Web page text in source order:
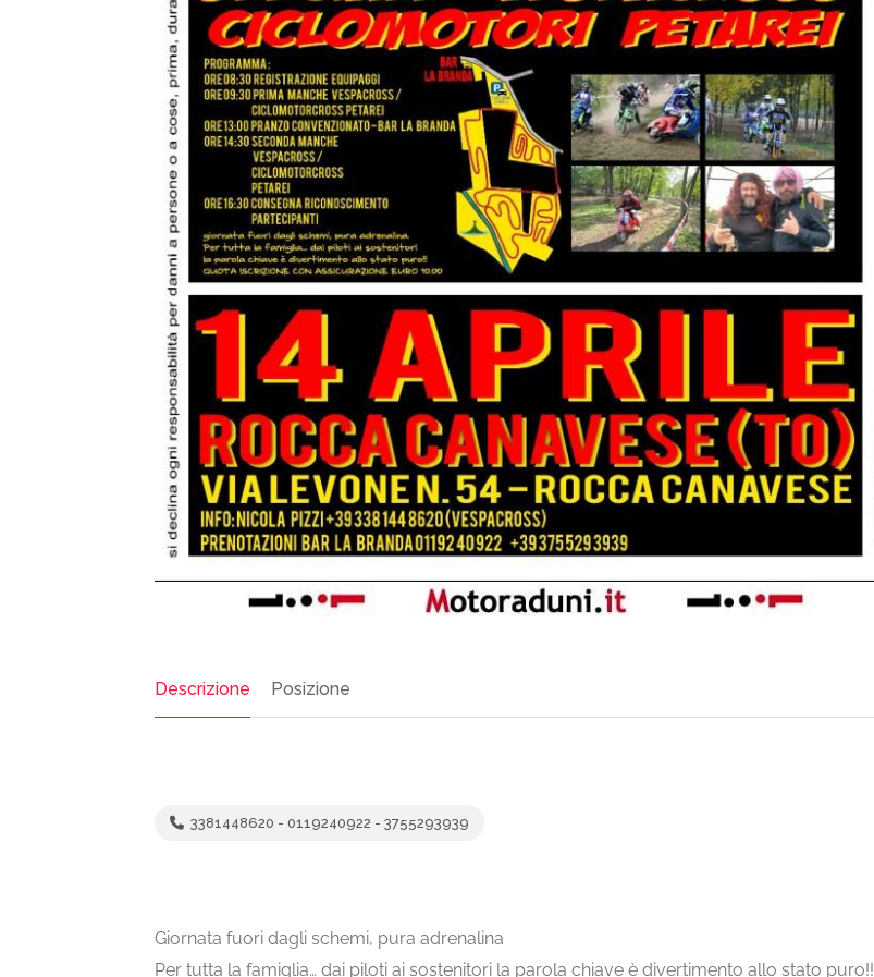
Descrizione Posizione
3381448620 - 0119240922 - 3755293939
Giornata fuori dagli schemi, pura adrenalina
Per tutta la famiglia… dai piloti ai sostenitori la parola chiave è divertimento allo stato puro!!